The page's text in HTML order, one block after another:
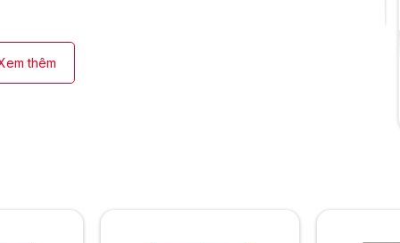
thêm